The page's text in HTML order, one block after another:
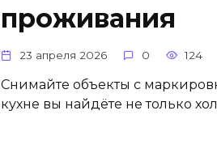
проживания
23 апреля 2026 0 124
Снимайте объекты с
кухне вы найдёте не только